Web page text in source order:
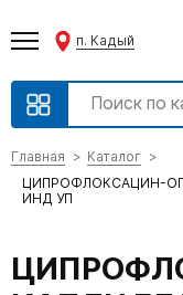
п. Кадый
Главная
Каталог
ЦИПРОФЛОКСАЦИН-
ИНД УП